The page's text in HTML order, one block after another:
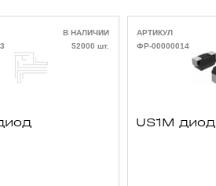
В НАЛИЧИИ
52000 шт.
АРТИКУЛ
ФР-00000014
US1M диод